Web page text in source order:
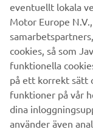
Artiklar per sida
eventuellt lokala
Motor Europe
cookies, så som
funktionella
på ett korrekt sätt
funktioner på vår
dina
använder även